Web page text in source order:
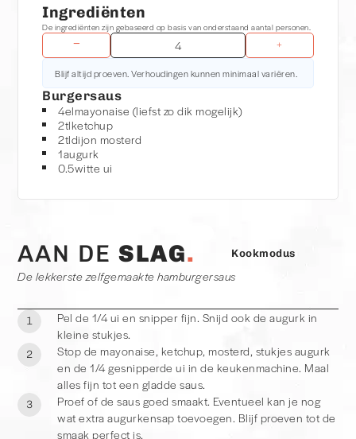
deze lekker is. Maar daarnaast heb je de saus binnen een
handomdraai op tafel staan. Het zijn allemaal ingredienten die
(vrijwel) iedereen in huis heeft. Alles in de keukenmachine en
de saus staat binnen no-time op tafel. Zo kan je altijd een
waanzinnige burger op tafel serveren!
Ik gebruik het liefst een Zaanse mayonaise. Uiteraard kan ook
elk andere merk. Kies in ieder geval voor een wat dikkere
de saus dunner.
Ingrediënten
De ingrediënten zijn gebaseerd op basis van onderstaand aantal personen.
− +
Blijf altijd proeven. Verhoudingen kunnen minimaal variëren.
Burgersaus
4elmayonaise (liefst zo dik mogelijk)
2tlketchup
2tldijon mosterd
1augurk
0.5witte ui
AAN DESLAG Kookmodus
De lekkerste zelfgemaakte hamburgersaus
1
Pel de 1/4 ui en snipper fijn. Snijd ook de augurk in
kleine stukjes.
2
Stop de mayonaise, ketchup, mosterd, stukjes augurk
en de 1/4 gesnipperde ui in de keukenmachine. Maal
alles fijn tot een gladde saus.
3
Proef of de saus goed smaakt. Eventueel kan je nog
wat extra augurkensap toevoegen. Blijf proeven tot de
smaak perfect is.